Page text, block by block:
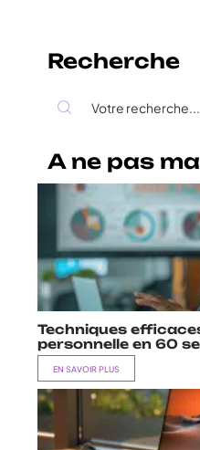
Recherche
A ne pas
Techniques
personnelle en 60
EN SAVOIR PLUS